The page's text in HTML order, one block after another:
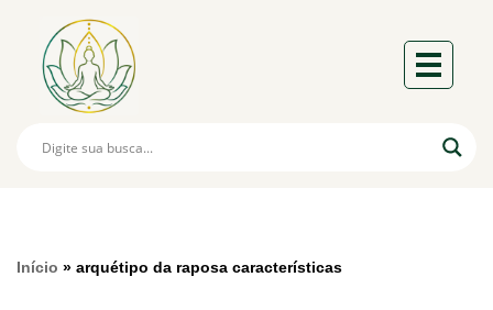
Início » arquétipo da raposa características